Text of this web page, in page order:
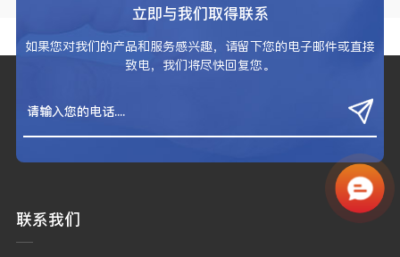
立即与我们取得联系
如果您对我们的产品和服务感兴趣，请留下您的电子邮件或直接
致电，我们将尽快回复您。
联系我们